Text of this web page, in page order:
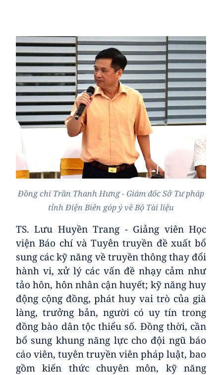
Đồng chí Trần Thanh Hưng - Giám đốc Sở Tư pháp
tỉnh Điện Biên góp ý về Bộ Tài liệu
TS. Lưu Huyền Trang - Giảng viên Học
viện Báo chí và Tuyên truyền đề xuất bổ
sung các kỹ năng về truyền thông thay đổi
hành vi, xử lý các vấn đề nhạy cảm như
tảo hôn, hôn nhân cận huyết; kỹ năng huy
động cộng đồng, phát huy vai trò của già
làng, trưởng bản, người có uy tín trong
đồng bào dân tộc thiểu số. Đồng thời, cần
bổ sung khung năng lực cho đội ngũ báo
cáo viên, tuyên truyền viên pháp luật, bao
gồm kiến thức chuyên môn, kỹ năng